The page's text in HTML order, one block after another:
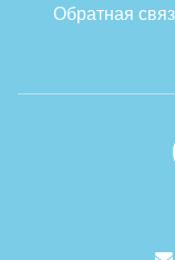
Обратная